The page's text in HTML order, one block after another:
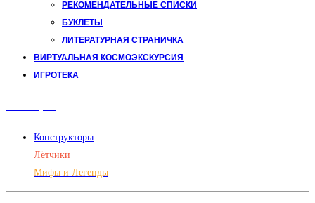
РЕКОМЕНДАТЕЛЬНЫЕ СПИСКИ
БУКЛЕТЫ
ЛИТЕРАТУРНАЯ СТРАНИЧКА
ВИРТУАЛЬНАЯ КОСМОЭКСКУРСИЯ
ИГРОТЕКА
Конструкторы
Лётчики
Мифы и Легенды